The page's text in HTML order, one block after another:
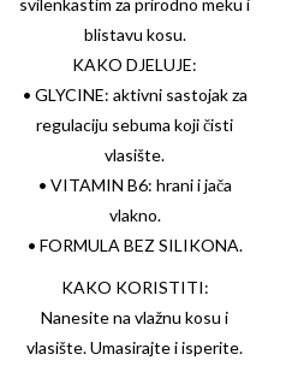
svilenkastim za prirodno meku i
blistavu kosu.
KAKO DJELUJE:
• GLYCINE: aktivni sastojak za
regulaciju sebuma koji čisti
vlasište.
• VITAMIN B6: hrani i jača
vlakno.
• FORMULA BEZ SILIKONA.
KAKO KORISTITI:
Nanesite na vlažnu kosu i
vlasište. Umasirajte i isperite.